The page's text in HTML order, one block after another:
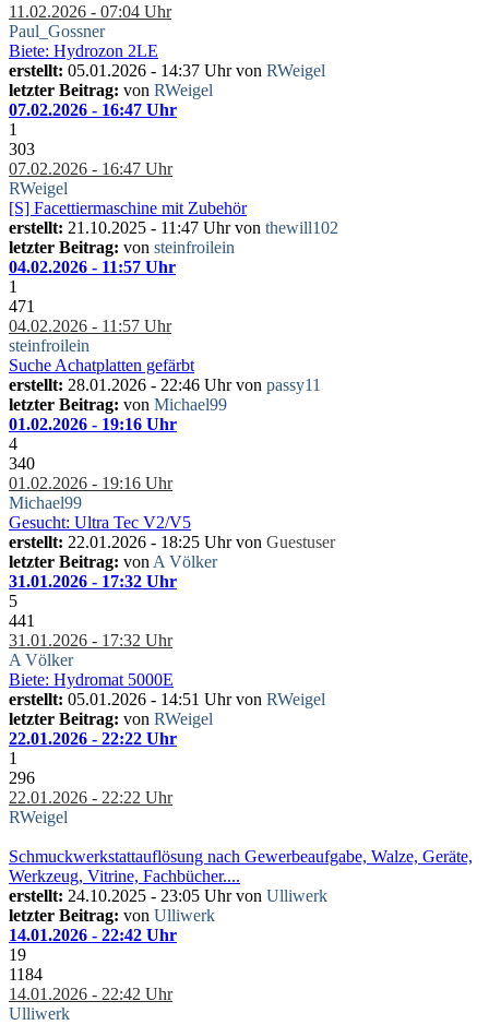
11.02.2026 - 07:04 Uhr
Paul_Gossner
Biete: Hydrozon 2LE
erstellt: 05.01.2026 - 14:37 Uhr von RWeigel
letzter Beitrag: von RWeigel
07.02.2026 - 16:47 Uhr
1
303
07.02.2026 - 16:47 Uhr
RWeigel
[S] Facettiermaschine mit Zubehör
erstellt: 21.10.2025 - 11:47 Uhr von thewill102
letzter Beitrag: von steinfroilein
04.02.2026 - 11:57 Uhr
1
471
04.02.2026 - 11:57 Uhr
steinfroilein
Suche Achatplatten gefärbt
erstellt: 28.01.2026 - 22:46 Uhr von passy11
letzter Beitrag: von Michael99
01.02.2026 - 19:16 Uhr
4
340
01.02.2026 - 19:16 Uhr
Michael99
Gesucht: Ultra Tec V2/V5
erstellt: 22.01.2026 - 18:25 Uhr von Guestuser
letzter Beitrag: von A Völker
31.01.2026 - 17:32 Uhr
5
441
31.01.2026 - 17:32 Uhr
A Völker
Biete: Hydromat 5000E
erstellt: 05.01.2026 - 14:51 Uhr von RWeigel
letzter Beitrag: von RWeigel
22.01.2026 - 22:22 Uhr
1
296
22.01.2026 - 22:22 Uhr
RWeigel
Schmuckwerkstattauflösung nach Gewerbeaufgabe, Walze, Geräte,
Werkzeug, Vitrine, Fachbücher....
erstellt: 24.10.2025 - 23:05 Uhr von Ulliwerk
letzter Beitrag: von Ulliwerk
14.01.2026 - 22:42 Uhr
19
1184
14.01.2026 - 22:42 Uhr
Ulliwerk